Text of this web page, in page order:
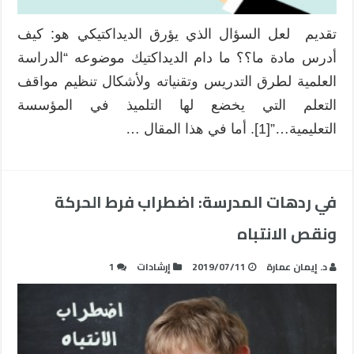
تقديم لعل السؤال الذي يؤرق الديداكتيكي هو: كيف
أدرس مادة ما؟؟ ما دام الديداكتيك موضوعه “الدراسة
العلمية لطرق التدريس وتقنياته ولأشكال تنظيم مواقف
التعلم التي يخضع لها التلميذ في المؤسسة
التعليمية…”[1]. أما في هذا المقال …
في ردهات المدرسة: اضطراب فرط الحركة
ونقص الانتباه
د. إيمان عمارة 2019/07/11 إرشادات 1